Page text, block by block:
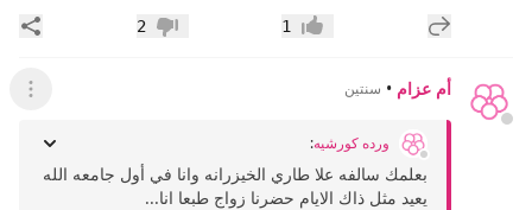
إضافة رد جديد إعجاب1 عدم إعجاب
2
أم عزام • سنتين عرض
ورده كورشيه:
بعلمك سالفه علا طاري الخيزرانه وانا في أول جامعه الله
يعيد مثل ذاك الايام حضرنا زواج طبعا انا...